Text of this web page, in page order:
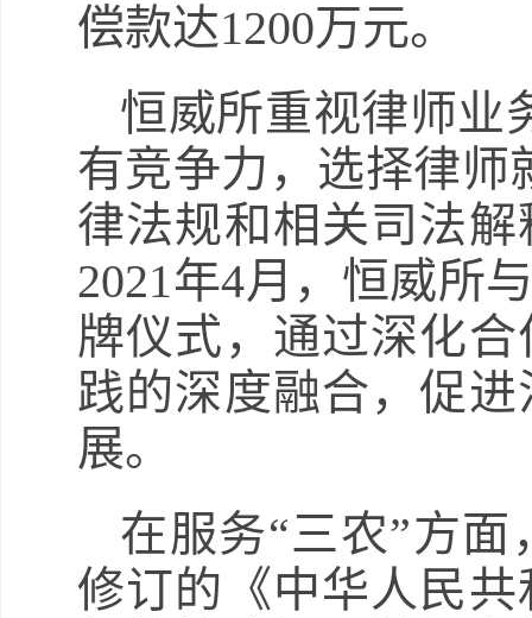
偿款达1200万元。
恒威所重视律师业
有竞争力，选择律师
律法规和相关司法
2021年4月，恒威所
牌仪式，通过深化
践的深度融合，促
展。
在服务“三农”方
修订的《中华人民